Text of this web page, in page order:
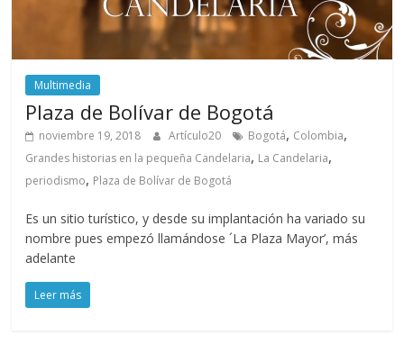
Multimedia
Plaza de Bolívar de Bogotá
noviembre 19, 2018 Artículo20 Bogotá, Colombia,
Grandes historias en la pequeña Candelaria, La Candelaria,
periodismo, Plaza de Bolívar de Bogotá
Es un sitio turístico, y desde su implantación ha variado su
nombre pues empezó llamándose ´La Plaza Mayor’, más
adelante
Leer más